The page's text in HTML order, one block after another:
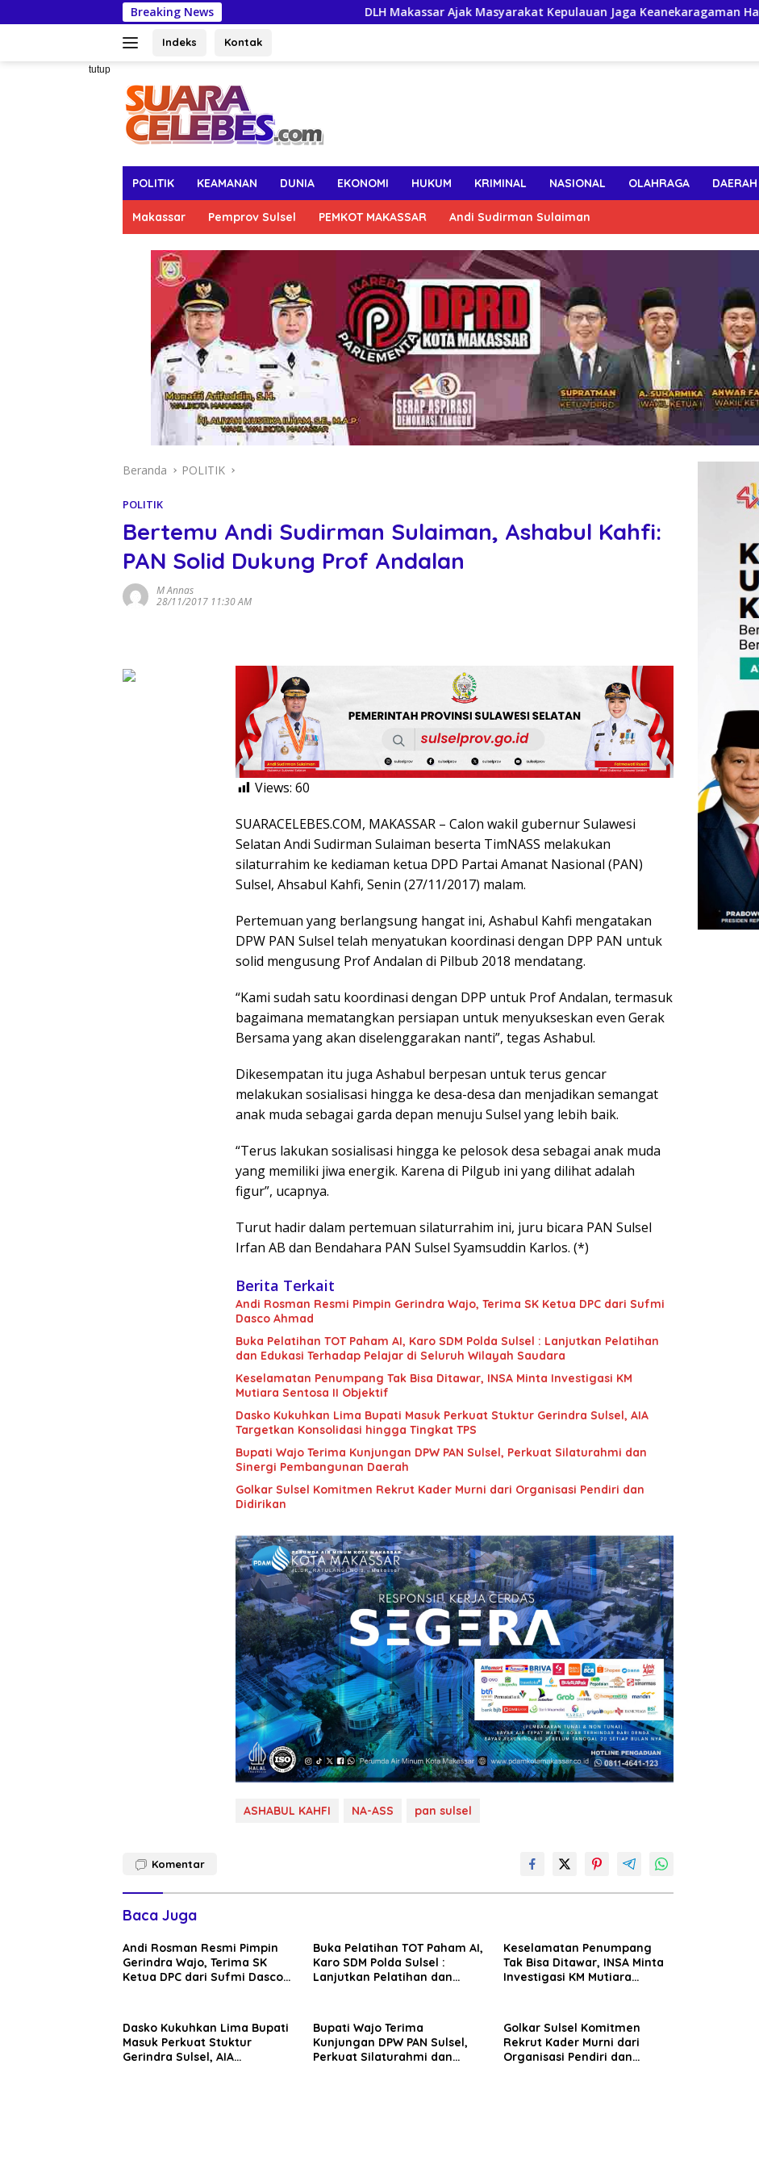
ke
Breaking News DLH Makassar Ajak Masyarakat Kepulauan Jaga Keanekaragaman Hayati Pesisir
Indeks Kontak
tutup
POLITIK KEAMANAN DUNIA EKONOMI HUKUM KRIMINAL NASIONAL OLAHRAGA DAERAH
Makassar Pemprov Sulsel PEMKOT MAKASSAR Andi Sudirman Sulaiman
Beranda POLITIK
POLITIK
Bertemu Andi Sudirman Sulaiman, Ashabul Kahfi:
PAN Solid Dukung Prof Andalan
M Annas
28/11/2017 11:30 AM
Views: 60
SUARACELEBES.COM, MAKASSAR – Calon wakil gubernur Sulawesi
Selatan Andi Sudirman Sulaiman beserta TimNASS melakukan
silaturrahim ke kediaman ketua DPD Partai Amanat Nasional (PAN)
Sulsel, Ahsabul Kahfi, Senin (27/11/2017) malam.
Pertemuan yang berlangsung hangat ini, Ashabul Kahfi mengatakan
DPW PAN Sulsel telah menyatukan koordinasi dengan DPP PAN untuk
solid mengusung Prof Andalan di Pilbub 2018 mendatang.
“Kami sudah satu koordinasi dengan DPP untuk Prof Andalan, termasuk
bagaimana mematangkan persiapan untuk menyukseskan even Gerak
Bersama yang akan diselenggarakan nanti”, tegas Ashabul.
Dikesempatan itu juga Ashabul berpesan untuk terus gencar
melakukan sosialisasi hingga ke desa-desa dan menjadikan semangat
anak muda sebagai garda depan menuju Sulsel yang lebih baik.
“Terus lakukan sosialisasi hingga ke pelosok desa sebagai anak muda
yang memiliki jiwa energik. Karena di Pilgub ini yang dilihat adalah
figur”, ucapnya.
Turut hadir dalam pertemuan silaturrahim ini, juru bicara PAN Sulsel
Irfan AB dan Bendahara PAN Sulsel Syamsuddin Karlos. (*)
Berita Terkait
Andi Rosman Resmi Pimpin Gerindra Wajo, Terima SK Ketua DPC dari Sufmi
Dasco Ahmad
Buka Pelatihan TOT Paham AI, Karo SDM Polda Sulsel : Lanjutkan Pelatihan
dan Edukasi Terhadap Pelajar di Seluruh Wilayah Saudara
Keselamatan Penumpang Tak Bisa Ditawar, INSA Minta Investigasi KM
Mutiara Sentosa II Objektif
Dasko Kukuhkan Lima Bupati Masuk Perkuat Stuktur Gerindra Sulsel, AIA
Targetkan Konsolidasi hingga Tingkat TPS
Bupati Wajo Terima Kunjungan DPW PAN Sulsel, Perkuat Silaturahmi dan
Sinergi Pembangunan Daerah
Golkar Sulsel Komitmen Rekrut Kader Murni dari Organisasi Pendiri dan
Didirikan
ASHABUL KAHFI NA-ASS pan sulsel
Komentar
Baca Juga
Andi Rosman Resmi Pimpin
Gerindra Wajo, Terima SK
Ketua DPC dari Sufmi Dasco
Buka Pelatihan TOT Paham AI,
Karo SDM Polda Sulsel :
Lanjutkan Pelatihan dan
Keselamatan Penumpang
Tak Bisa Ditawar, INSA Minta
Investigasi KM Mutiara
Dasko Kukuhkan Lima Bupati
Masuk Perkuat Stuktur
Gerindra Sulsel, AIA
Bupati Wajo Terima
Kunjungan DPW PAN Sulsel,
Perkuat Silaturahmi dan
Golkar Sulsel Komitmen
Rekrut Kader Murni dari
Organisasi Pendiri dan